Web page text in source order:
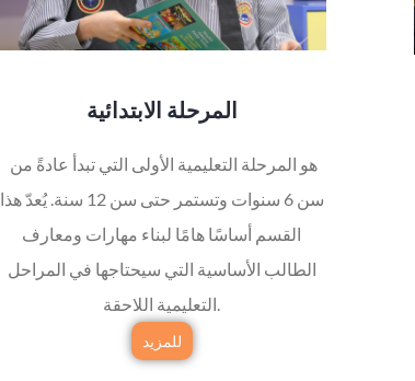
المرحلة الابتدائية
سن 6 سنوات وتستمر حتى سن 12 سنة. يُعدّ هذا
القسم أساسًا هامًا لبناء مهارات ومعارف
الطالب الأساسية التي سيحتاجها في المراحل
للمزيد